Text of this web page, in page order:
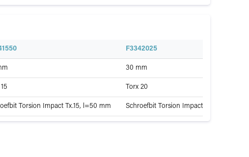
F3342025
30 mm
Torx 20
Torsion Impact Tx.15, l=50 mm Schroefbit Torsion Impact Tx.20, l=30 mm